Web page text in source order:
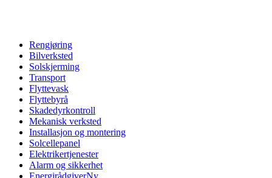
Rengjøring
Bilverksted
Solskjerming
Transport
Flyttevask
Flyttebyrå
Skadedyrkontroll
Mekanisk verksted
Installasjon og montering
Solcellepanel
Elektrikertjenester
Alarm og sikkerhet